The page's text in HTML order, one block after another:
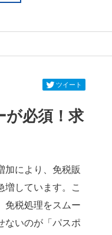
ツイート
が必須！求
加により、免税販
増しています。こ
免税処理をスムー
ないのが「パスポ